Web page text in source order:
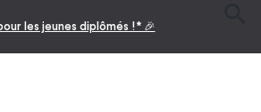
les jeunes diplômés !* 🎉